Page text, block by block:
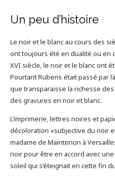
Un peu d’histoire
Le noir et le blanc au cours des
ont toujours été en dualité ou en
XVI siècle, le noir et le blanc ont
Pourtant Rubens était passé par
que transparaisse la richesse
des gravures en noir et blanc.
L’imprimerie, lettres noires et
décoloration »subjective du noir
madame de Maintenon à
noir pour être en accord avec
soleil qui s’éteignait en cette fin